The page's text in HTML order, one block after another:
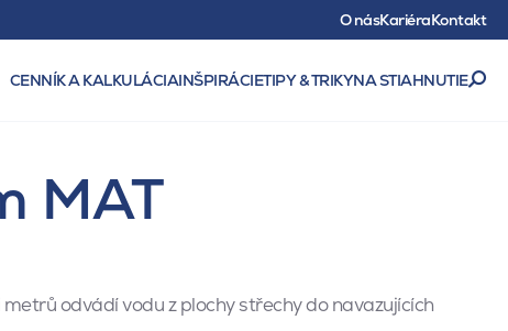
O násKariéraKontakt
CENNÍK A KALKULÁCIAINŠPIRÁCIETIPY & TRIKYNA STIAHNUTIE
MAT
odvádí vodu z plochy střechy do navazujících